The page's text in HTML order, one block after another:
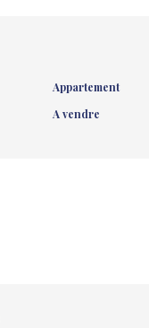
Appartement
A vendre